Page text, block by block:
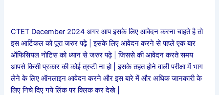
CTET December 2024 अगर आप इसके लिए आवेदन करना चाहते है तो
इस आर्टिकल को पूरा जरुर पढ़े | इसके लिए आवेदन करने से पहले एक बार
ऑफिसियल नोटिस को ध्यान से जरुर पढ़े | जिससे की आवेदन करते समय
आपसे किसी प्रकार की कोई त्रुटी ना हो | इसके तहत होने वाली परीक्षा में भाग
लेने के लिए ऑनलाइन आवेदन करने और इस बारे में और अधिक जानकारी के
लिए निचे दिए गये लिंक पर क्लिक कर देखे |